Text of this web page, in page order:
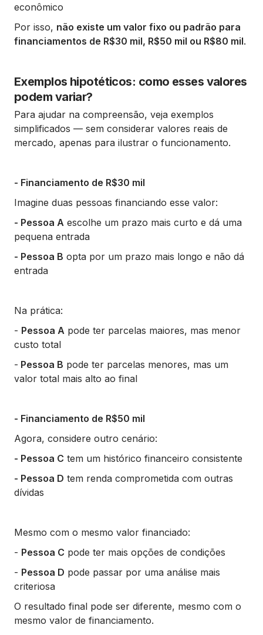
econômico
Por isso, não existe um valor fixo ou padrão para
financiamentos de R$30 mil, R$50 mil ou R$80 mil.
Exemplos hipotéticos: como esses valores
podem variar?
Para ajudar na compreensão, veja exemplos
simplificados — sem considerar valores reais de
mercado, apenas para ilustrar o funcionamento.
- Financiamento de R$30 mil
Imagine duas pessoas financiando esse valor:
- Pessoa A escolhe um prazo mais curto e dá uma
pequena entrada
- Pessoa B opta por um prazo mais longo e não dá
entrada
Na prática:
- Pessoa A pode ter parcelas maiores, mas menor
custo total
- Pessoa B pode ter parcelas menores, mas um
valor total mais alto ao final
- Financiamento de R$50 mil
Agora, considere outro cenário:
- Pessoa C tem um histórico financeiro consistente
- Pessoa D tem renda comprometida com outras
dívidas
Mesmo com o mesmo valor financiado:
- Pessoa C pode ter mais opções de condições
- Pessoa D pode passar por uma análise mais
criteriosa
O resultado final pode ser diferente, mesmo com o
mesmo valor de financiamento.